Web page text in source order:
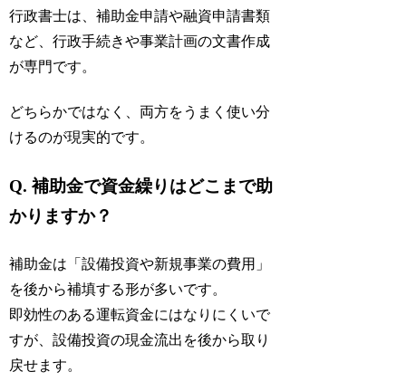
行政書士は、補助金申請や融資申請書類
など、行政手続きや事業計画の文書作成
が専門です。
どちらかではなく、両方をうまく使い分
けるのが現実的です。
Q. 補助金で資金繰りはどこまで助
かりますか？
補助金は「設備投資や新規事業の費用」
を後から補填する形が多いです。
即効性のある運転資金にはなりにくいで
すが、設備投資の現金流出を後から取り
戻せます。